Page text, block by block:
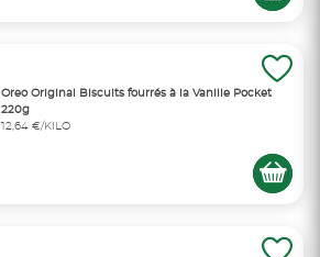
Oreo Original Biscuits fourrés à la Vanille Pocket
220g
12,64 €/KILO